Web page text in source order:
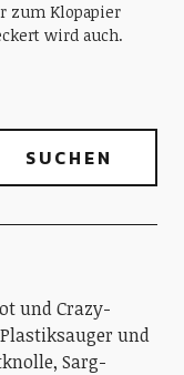
zum Klopapier
wird auch.
und Crazy-
und
Sarg-